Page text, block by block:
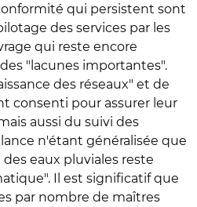
qui persistent sont
des services par les
qui reste encore
"lacunes importantes".
des réseaux" et de
consenti pour assurer leur
aussi du suivi des
n'étant généralisée que
eaux pluviales reste
Il est significatif que
par nombre de maîtres